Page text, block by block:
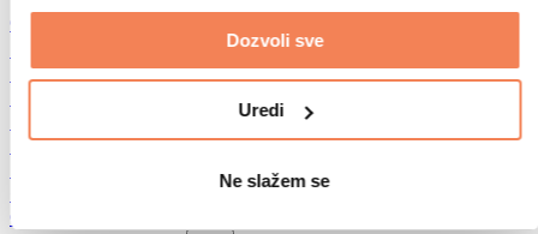
Dozvoli sve
Uredi
Ne slažem se
Grickalice
Suho meso
Proteinski čips
Ostali snackovi